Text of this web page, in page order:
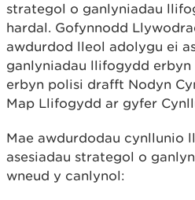
strategol o ganlyniadau
hardal. Gofynnodd
awdurdod lleol adolygu ei
ganlyniadau llifogydd erbyn
erbyn polisi drafft Nodyn
Map Llifogydd ar gyfer
Mae awdurdodau cynllunio
asesiadau strategol o
wneud y canlynol: